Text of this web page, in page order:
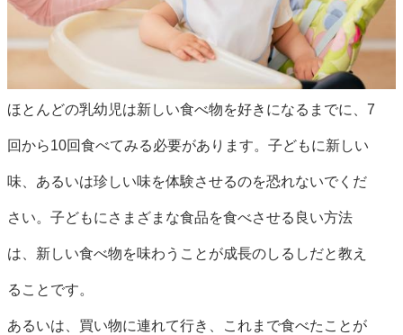
ほとんどの乳幼児は新しい食べ物を好きになるまでに、7
回から10回食べてみる必要があります。子どもに新しい
味、あるいは珍しい味を体験させるのを恐れないでくだ
さい。子どもにさまざまな食品を食べさせる良い方法
は、新しい食べ物を味わうことが成長のしるしだと教え
ることです。
あるいは、買い物に連れて行き、これまで食べたことが